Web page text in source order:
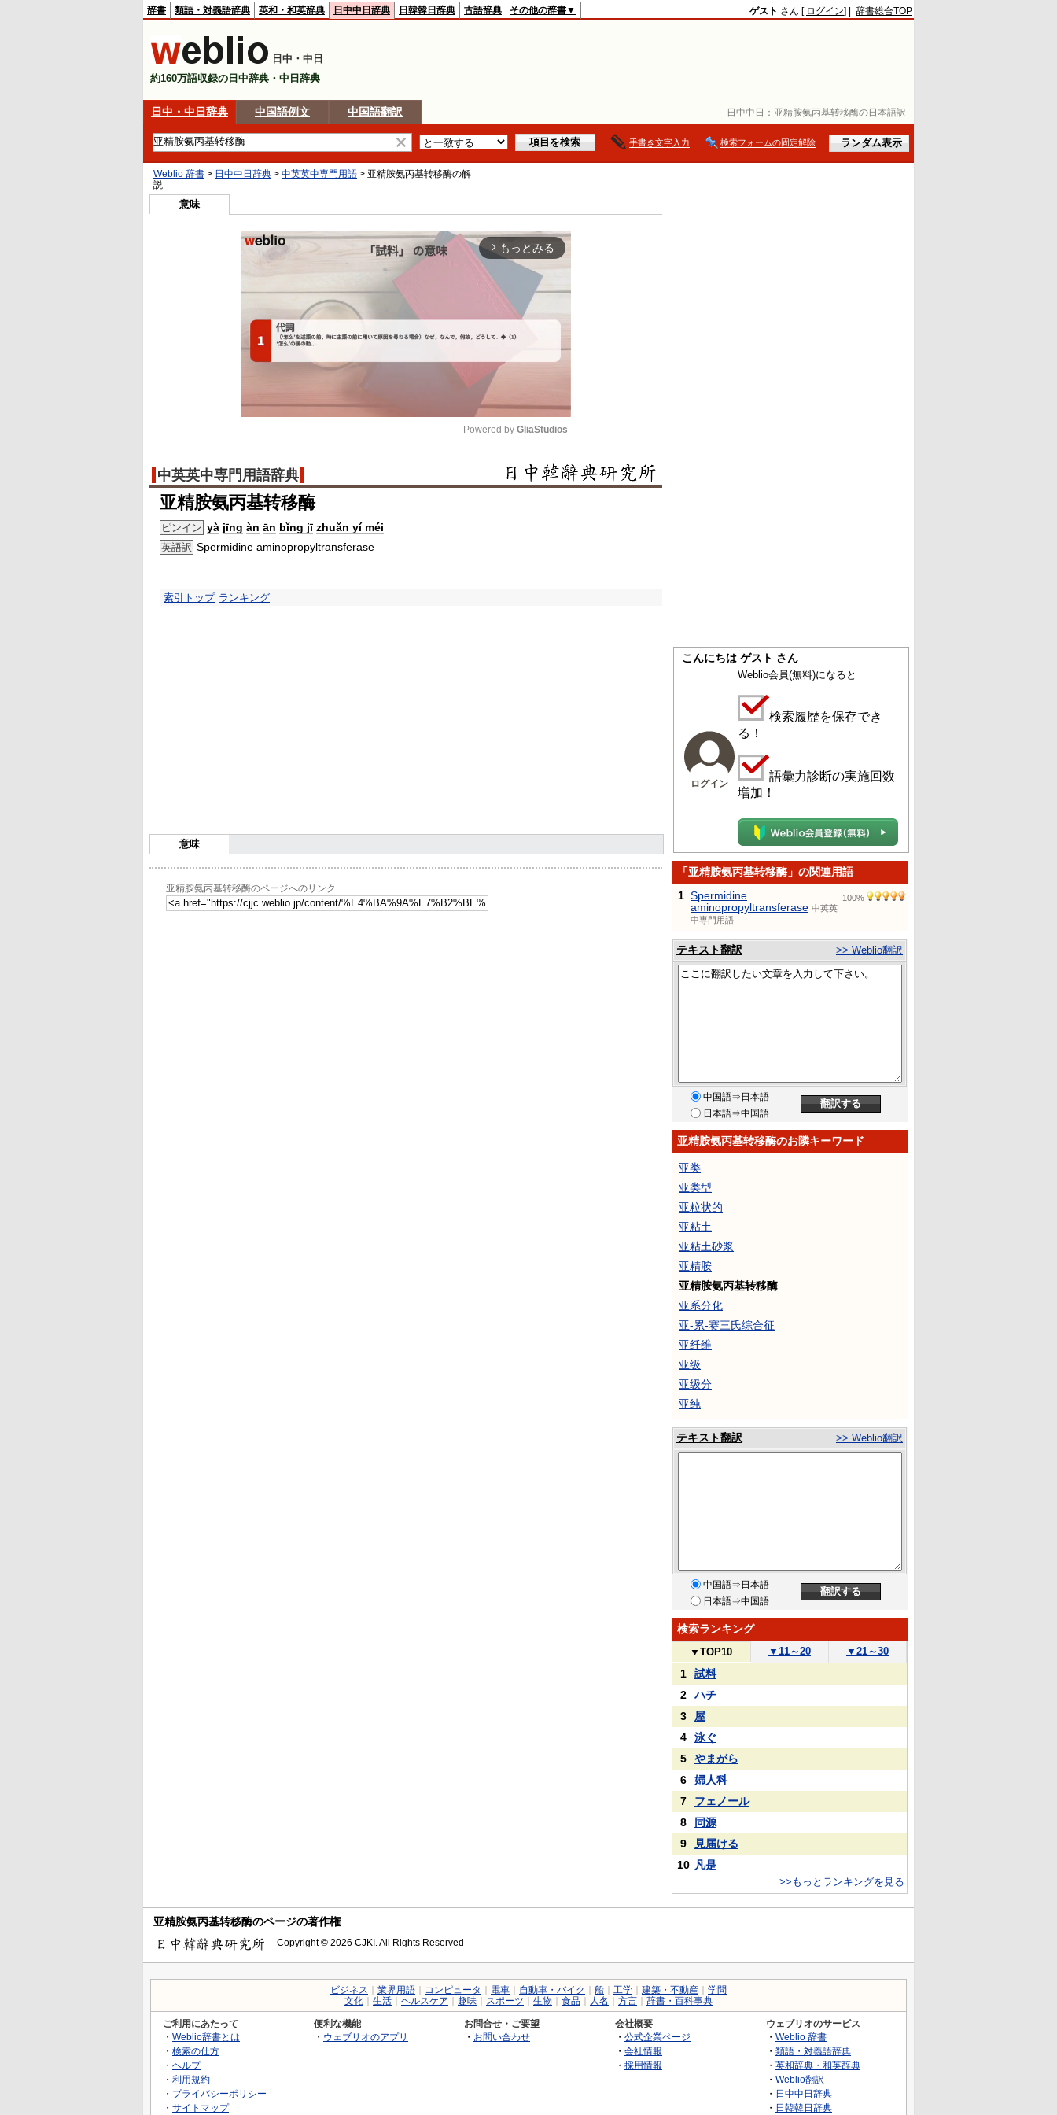
日中中日： 亚精胺氨丙基转移酶の日本語訳
辞書 類語・対義語辞典 英和・和英辞典 日中中日辞典 日韓韓日辞典 古語辞典 その他の辞書▼ ゲスト さん [ ログイン] | 辞書総合TOP
日中・中日
約160万語収録の日中辞典・中日辞典
日中・中日辞典 中国語例文 中国語翻訳
手書き文字入力 検索フォームの固定解除
Weblio 辞書 > 日中中日辞典 > 中英英中専門用語 > 亚精胺氨丙基转移酶の解
説
意味
arrow_forward_ios もっとみる
Mute
Powered by GliaStudios
中英英中専門用語辞典
亚精胺氨丙基转移酶
ピンイン yà jīng àn ān bǐng jī zhuǎn yí méi
英語訳 Spermidine aminopropyltransferase
索引トップ ランキング
意味
亚精胺氨丙基转移酶のページへのリンク
こんにちは ゲスト さん
ログイン
Weblio会員(無料)になると
検索履歴を保存でき
る！
語彙力診断の実施回数
増加！
「亚精胺氨丙基转移酶」の関連用語
1 Spermidine
aminopropyltransferase 中英英
中専門用語
100%
テキスト翻訳 >> Weblio翻訳
中国語⇒日本語
日本語⇒中国語
亚精胺氨丙基转移酶のお隣キーワード
亚类
亚类型
亚粒状的
亚粘土
亚粘土砂浆
亚精胺
亚精胺氨丙基转移酶
亚系分化
亚-累-赛三氏综合征
亚纤维
亚级
亚级分
亚纯
テキスト翻訳 >> Weblio翻訳
中国語⇒日本語
日本語⇒中国語
検索ランキング
▼ TOP10 ▼ 11～20 ▼ 21～30
1
試料
2
ハチ
3
屋
4
泳ぐ
5
やまがら
6
婦人科
7
フェノール
8
同源
9
見届ける
10 凡是
>>もっとランキングを見る
亚精胺氨丙基转移酶のページの著作権
Copyright © 2026 CJKI. All Rights Reserved
ビジネス 業界用語 コンピュータ 電車 自動車・バイク 船 工学 建築・不動産
学問
文化
生活 ヘルスケア 趣味 スポーツ 生物 食品 人名 方言 辞書・百科事典
ご利用にあたって
・ Weblio辞書とは
・ 検索の仕方
・ ヘルプ
・ 利用規約
・ プライバシーポリシー
・ サイトマップ
便利な機能
・ ウェブリオのアプリ
お問合せ・ご要望
・ お問い合わせ
会社概要
・ 公式企業ページ
・ 会社情報
・ 採用情報
ウェブリオのサービス
・ Weblio 辞書
・ 類語・対義語辞典
・ 英和辞典・和英辞典
・ Weblio翻訳
・ 日中中日辞典
・ 日韓韓日辞典